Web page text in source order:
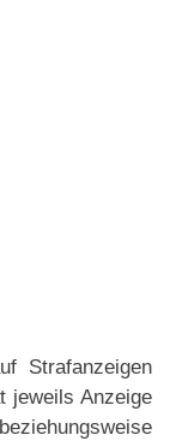
Strafanzeigen
jeweils Anzeige